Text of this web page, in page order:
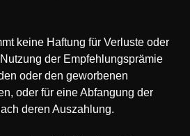
keine Haftung für Verluste oder
der Empfehlungsprämie
oder den geworbenen
oder für eine Abfangung der
deren Auszahlung.